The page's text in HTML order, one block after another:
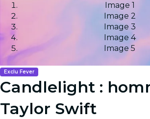
Image 1
Image 2
Image 3
Image 4
Image 5
Exclu Fever
Candlelight :
Taylor Swift